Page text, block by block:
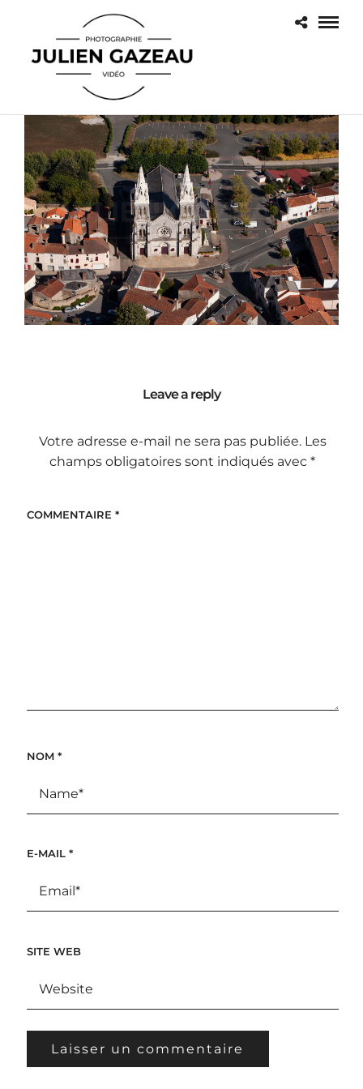
Leave a reply
Votre adresse e-mail ne sera pas publiée. Les
champs obligatoires sont indiqués avec*
COMMENTAIRE *
NOM *
E-MAIL *
SITE WEB